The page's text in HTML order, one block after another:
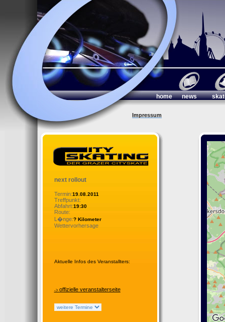
home news
Impressum
next rollout
Termin:19.08.2011
Treffpunkt:
Abfahrt:19:30
Route:
L�nge:? Kilometer
Wettervorhersage
Aktuelle Infos des Veranstallters:
-> offizielle veranstalterseite